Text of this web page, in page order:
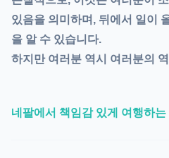
있음을 의미하며, 뒤에서 일이
을 알 수 있습니다.
하지만 여러분 역시 여러분의
네팔에서 책임감 있게 여행하